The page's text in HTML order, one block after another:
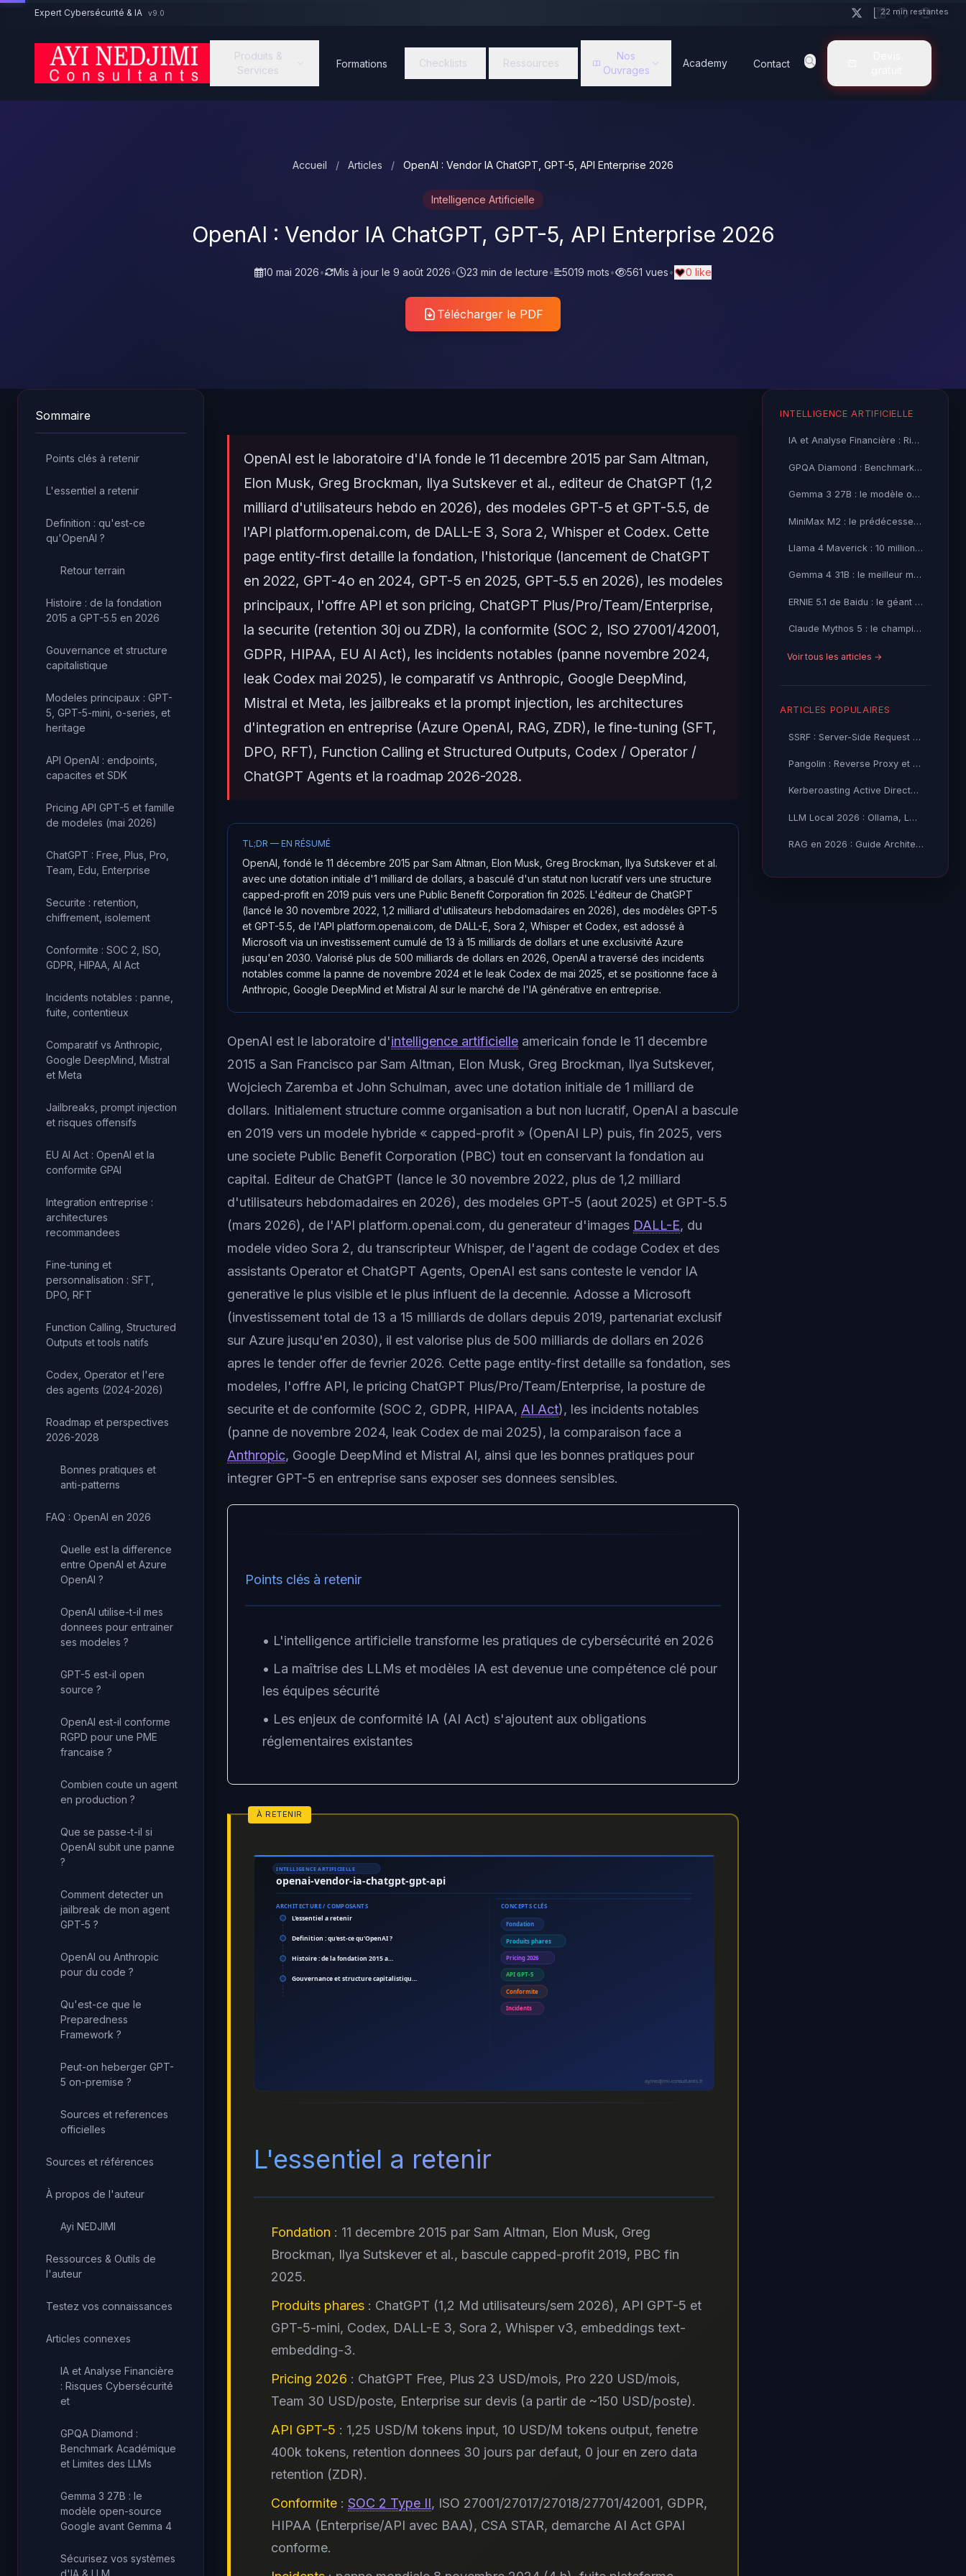
Aller au contenu principal
Expert Cybersécurité & IA v9.0
Produits &
Services
Formations Checklists Ressources
Nos
Ouvrages
Academy Contact
Accueil / Articles / OpenAI : Vendor IA ChatGPT, GPT-5, API Enterprise 2026
Intelligence Artificielle
OpenAI : Vendor IA ChatGPT, GPT-5, API Enterprise 2026
10 mai 2026• Mis à jour le 9 août 2026• 23 min de lecture• 5019 mots• 561 vues• 0 like
Télécharger le PDF
Sommaire
Points clés à retenir
L'essentiel a retenir
Definition : qu'est-ce
qu'OpenAI ?
Retour terrain
Histoire : de la fondation
2015 a GPT-5.5 en 2026
Gouvernance et structure
capitalistique
Modeles principaux : GPT-
5, GPT-5-mini, o-series, et
heritage
API OpenAI : endpoints,
capacites et SDK
Pricing API GPT-5 et famille
de modeles (mai 2026)
ChatGPT : Free, Plus, Pro,
Team, Edu, Enterprise
Securite : retention,
chiffrement, isolement
Conformite : SOC 2, ISO,
GDPR, HIPAA, AI Act
Incidents notables : panne,
fuite, contentieux
Comparatif vs Anthropic,
Google DeepMind, Mistral
et Meta
Jailbreaks, prompt injection
et risques offensifs
EU AI Act : OpenAI et la
conformite GPAI
Integration entreprise :
architectures
recommandees
Fine-tuning et
personnalisation : SFT,
DPO, RFT
Function Calling, Structured
Outputs et tools natifs
Codex, Operator et l'ere
des agents (2024-2026)
Roadmap et perspectives
2026-2028
Bonnes pratiques et
anti-patterns
FAQ : OpenAI en 2026
Quelle est la difference
entre OpenAI et Azure
OpenAI ?
OpenAI utilise-t-il mes
donnees pour entrainer
ses modeles ?
GPT-5 est-il open
source ?
OpenAI est-il conforme
RGPD pour une PME
francaise ?
Combien coute un agent
en production ?
Que se passe-t-il si
OpenAI subit une panne
?
Comment detecter un
jailbreak de mon agent
GPT-5 ?
OpenAI ou Anthropic
pour du code ?
Qu'est-ce que le
Preparedness
Framework ?
Peut-on heberger GPT-
5 on-premise ?
Sources et references
officielles
Sources et références
À propos de l'auteur
Ayi NEDJIMI
Ressources & Outils de
l'auteur
Testez vos connaissances
Articles connexes
IA et Analyse Financière
: Risques Cybersécurité
et
GPQA Diamond :
Benchmark Académique
et Limites des LLMs
Gemma 3 27B : le
modèle open-source
Google avant Gemma 4
Sécurisez vos systèmes
d'IA & LLM
OpenAI est le laboratoire d'IA fonde le 11 decembre 2015 par Sam Altman,
Elon Musk, Greg Brockman, Ilya Sutskever et al., editeur de ChatGPT (1,2
milliard d'utilisateurs hebdo en 2026), des modeles GPT-5 et GPT-5.5, de
l'API platform.openai.com, de DALL-E 3, Sora 2, Whisper et Codex. Cette
page entity-first detaille la fondation, l'historique (lancement de ChatGPT
en 2022, GPT-4o en 2024, GPT-5 en 2025, GPT-5.5 en 2026), les modeles
principaux, l'offre API et son pricing, ChatGPT Plus/Pro/Team/Enterprise,
la securite (retention 30j ou ZDR), la conformite (SOC 2, ISO 27001/42001,
GDPR, HIPAA, EU AI Act), les incidents notables (panne novembre 2024,
leak Codex mai 2025), le comparatif vs Anthropic, Google DeepMind,
Mistral et Meta, les jailbreaks et la prompt injection, les architectures
d'integration en entreprise (Azure OpenAI, RAG, ZDR), le fine-tuning (SFT,
DPO, RFT), Function Calling et Structured Outputs, Codex / Operator /
ChatGPT Agents et la roadmap 2026-2028.
TL;DR — EN RÉSUMÉ
OpenAI, fondé le 11 décembre 2015 par Sam Altman, Elon Musk, Greg Brockman, Ilya Sutskever et al.
avec une dotation initiale d'1 milliard de dollars, a basculé d'un statut non lucratif vers une structure
capped-profit en 2019 puis vers une Public Benefit Corporation fin 2025. L'éditeur de ChatGPT
(lancé le 30 novembre 2022, 1,2 milliard d'utilisateurs hebdomadaires en 2026), des modèles GPT-5
et GPT-5.5, de l'API platform.openai.com, de DALL-E, Sora 2, Whisper et Codex, est adossé à
Microsoft via un investissement cumulé de 13 à 15 milliards de dollars et une exclusivité Azure
jusqu'en 2030. Valorisé plus de 500 milliards de dollars en 2026, OpenAI a traversé des incidents
notables comme la panne de novembre 2024 et le leak Codex de mai 2025, et se positionne face à
Anthropic, Google DeepMind et Mistral AI sur le marché de l'IA générative en entreprise.
OpenAI est le laboratoire d'intelligence artificielle americain fonde le 11 decembre
2015 a San Francisco par Sam Altman, Elon Musk, Greg Brockman, Ilya Sutskever,
Wojciech Zaremba et John Schulman, avec une dotation initiale de 1 milliard de
dollars. Initialement structure comme organisation a but non lucratif, OpenAI a bascule
en 2019 vers un modele hybride « capped-profit » (OpenAI LP) puis, fin 2025, vers
une societe Public Benefit Corporation (PBC) tout en conservant la fondation au
capital. Editeur de ChatGPT (lance le 30 novembre 2022, plus de 1,2 milliard
d'utilisateurs hebdomadaires en 2026), des modeles GPT-5 (aout 2025) et GPT-5.5
(mars 2026), de l'API platform.openai.com, du generateur d'images DALL-E, du
modele video Sora 2, du transcripteur Whisper, de l'agent de codage Codex et des
assistants Operator et ChatGPT Agents, OpenAI est sans conteste le vendor IA
generative le plus visible et le plus influent de la decennie. Adosse a Microsoft
(investissement total de 13 a 15 milliards de dollars depuis 2019, partenariat exclusif
sur Azure jusqu'en 2030), il est valorise plus de 500 milliards de dollars en 2026
apres le tender offer de fevrier 2026. Cette page entity-first detaille sa fondation, ses
modeles, l'offre API, le pricing ChatGPT Plus/Pro/Team/Enterprise, la posture de
securite et de conformite (SOC 2, GDPR, HIPAA, AI Act), les incidents notables
(panne de novembre 2024, leak Codex de mai 2025), la comparaison face a
Anthropic, Google DeepMind et Mistral AI, ainsi que les bonnes pratiques pour
integrer GPT-5 en entreprise sans exposer ses donnees sensibles.
Points clés à retenir
• L'intelligence artificielle transforme les pratiques de cybersécurité en 2026
• La maîtrise des LLMs et modèles IA est devenue une compétence clé pour
les équipes sécurité
• Les enjeux de conformité IA (AI Act) s'ajoutent aux obligations
réglementaires existantes
INTELLIGENCE ARTIFICIELLE
openai-vendor-ia-chatgpt-gpt-api
ARCHITECTURE / COMPOSANTS
L'essentiel a retenir
Definition : qu'est-ce qu'OpenAI ?
Histoire : de la fondation 2015 a…
Gouvernance et structure capitalistiqu…
CONCEPTS CLÉS
Fondation
Produits phares
Pricing 2026
API GPT-5
Conformite
Incidents
ayinedjimi-consultants.fr
L'essentiel a retenir
Fondation : 11 decembre 2015 par Sam Altman, Elon Musk, Greg
Brockman, Ilya Sutskever et al., bascule capped-profit 2019, PBC fin
2025.
Produits phares : ChatGPT (1,2 Md utilisateurs/sem 2026), API GPT-5 et
GPT-5-mini, Codex, DALL-E 3, Sora 2, Whisper v3, embeddings text-
embedding-3.
Pricing 2026 : ChatGPT Free, Plus 23 USD/mois, Pro 220 USD/mois,
Team 30 USD/poste, Enterprise sur devis (a partir de ~150 USD/poste).
API GPT-5 : 1,25 USD/M tokens input, 10 USD/M tokens output, fenetre
400k tokens, retention donnees 30 jours par defaut, 0 jour en zero data
retention (ZDR).
Conformite : SOC 2 Type II, ISO 27001/27017/27018/27701/42001, GDPR,
HIPAA (Enterprise/API avec BAA), CSA STAR, demarche AI Act GPAI
conforme.
INTELLIGENCE ARTIFICIELLE
IA et Analyse Financière : Risques Cybersécurité et
GPQA Diamond : Benchmark Académique et Limites des LLMs
Gemma 3 27B : le modèle open-source Google avant Gemma 4
MiniMax M2 : le prédécesseur économique avant M3 Thinking
Llama 4 Maverick : 10 millions de tokens de contexte, la
Gemma 4 31B : le meilleur modèle open-source de Google
ERNIE 5.1 de Baidu : le géant chinois à l'assaut du top-5
Claude Mythos 5 : le champion du codage selon BenchLM
Voir tous les articles →
ARTICLES POPULAIRES
SSRF : Server-Side Request Forgery — Exploitation Avancée
Pangolin : Reverse Proxy et Tunnel Self-Hosted — Guide
Kerberoasting Active Directory : Attaque et Défense 2026
LLM Local 2026 : Ollama, LM Studio ou vLLM — Quel Outil selon
RAG en 2026 : Guide Architecture, Vectorisation & Chunking
22 min restantes